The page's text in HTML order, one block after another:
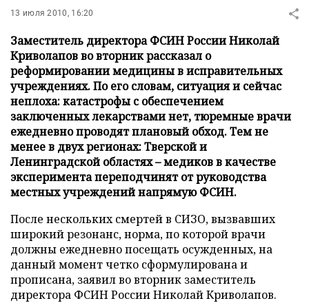
13 июля 2010, 16:20
Заместитель директора ФСИН России Николай
Криволапов во вторник рассказал о
реформировании медицины в исправительных
учреждениях. По его словам, ситуация и сейчас
неплоха: катастрофы с обеспечением
заключенных лекарствами нет, тюремные врачи
ежедневно проводят плановый обход. Тем не
менее в двух регионах: Тверской и
Ленинградской областях – медиков в качестве
эксперимента переподчинят от руководства
местных учреждений напрямую ФСИН.
После нескольких смертей в СИЗО, вызвавших
широкий резонанс, норма, по которой врачи
должны ежедневно посещать осужденных, на
данный момент четко сформулирована и
прописана, заявил во вторник заместитель
директора ФСИН России Николай Криволапов.